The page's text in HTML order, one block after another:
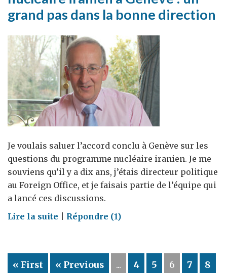
grand pas dans la bonne direction
Je voulais saluer l’accord conclu à Genève sur les
questions du programme nucléaire iranien. Je me
souviens qu’il y a dix ans, j’étais directeur politique
au Foreign Office, et je faisais partie de l’équipe qui
a lancé ces discussions.
Lire la suite on
sur
le
Répondre (1)
« First « Previous ... 4 5 6 7 8